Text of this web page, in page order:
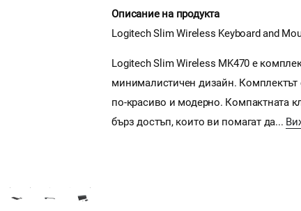
Описание на продукта
Logitech Slim Wireless Keyboard and
Logitech Slim Wireless MK470 е
минималистичен дизайн. Комплектът
по-красиво и модерно. Компактната
бърз достъп, които ви помагат да...